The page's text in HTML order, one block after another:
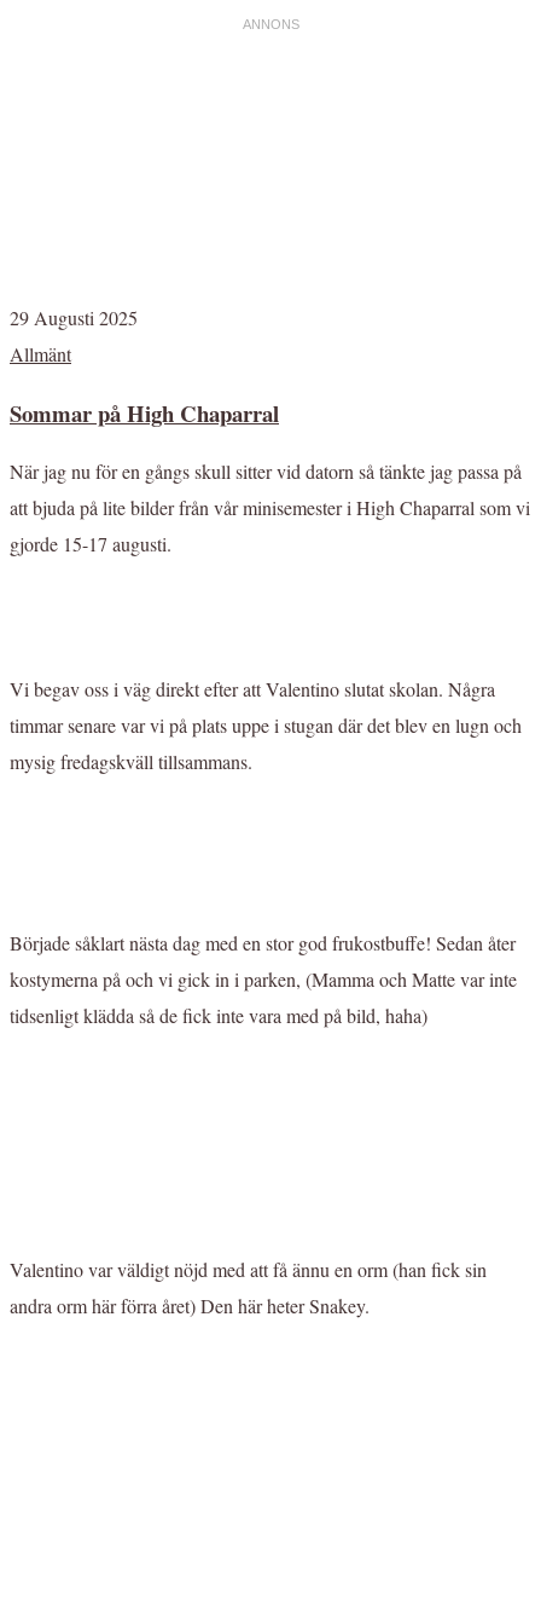
29 Augusti 2025
Allmänt
Sommar på High Chaparral
När jag nu för en gångs skull sitter vid datorn så tänkte jag passa på
att bjuda på lite bilder från vår minisemester i High Chaparral som vi
gjorde 15-17 augusti.
Vi begav oss i väg direkt efter att Valentino slutat skolan. Några
timmar senare var vi på plats uppe i stugan där det blev en lugn och
mysig fredagskväll tillsammans.
Började såklart nästa dag med en stor god frukostbuffe! Sedan åter
kostymerna på och vi gick in i parken, (Mamma och Matte var inte
tidsenligt klädda så de fick inte vara med på bild, haha)
Valentino var väldigt nöjd med att få ännu en orm (han fick sin
andra orm här förra året) Den här heter Snakey.